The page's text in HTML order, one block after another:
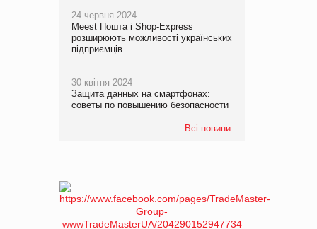
24 червня 2024
Meest Пошта і Shop-Express
розширюють можливості українських
підприємців
30 квітня 2024
Защита данных на смартфонах:
советы по повышению безопасности
Всі новини